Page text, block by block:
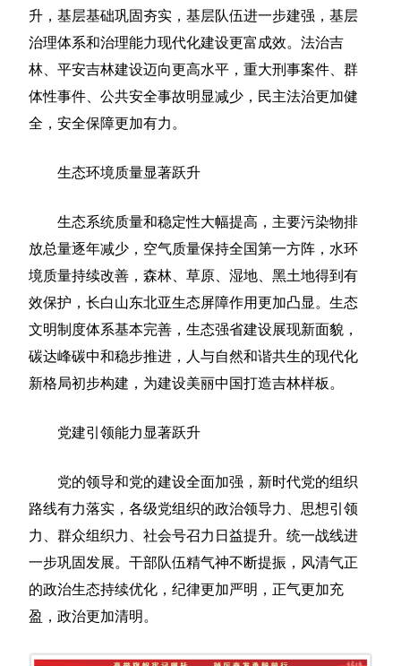
升，基层基础巩固夯实，基层队伍进一步建强，基层
治理体系和治理能力现代化建设更富成效。法治吉
林、平安吉林建设迈向更高水平，重大刑事案件、群
体性事件、公共安全事故明显减少，民主法治更加健
全，安全保障更加有力。
生态环境质量显著跃升
生态系统质量和稳定性大幅提高，主要污染物排
放总量逐年减少，空气质量保持全国第一方阵，水环
境质量持续改善，森林、草原、湿地、黑土地得到有
效保护，长白山东北亚生态屏障作用更加凸显。生态
文明制度体系基本完善，生态强省建设展现新面貌，
碳达峰碳中和稳步推进，人与自然和谐共生的现代化
新格局初步构建，为建设美丽中国打造吉林样板。
党建引领能力显著跃升
党的领导和党的建设全面加强，新时代党的组织
路线有力落实，各级党组织的政治领导力、思想引领
力、群众组织力、社会号召力日益提升。统一战线进
一步巩固发展。干部队伍精气神不断提振，风清气正
的政治生态持续优化，纪律更加严明，正气更加充
盈，政治更加清明。